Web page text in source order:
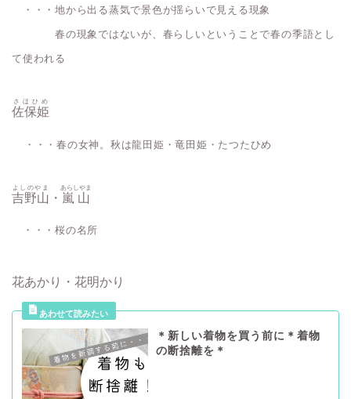
・・・地から出る蒸気で景色が揺らいで見える現象
春の現象ではないが、春らしいということで春の季語とし
て使われる
佐保姫
さほひめ
・・・春の女神。秋は龍田姫・竜田姫・たつたひめ
吉野山
よしのやま
・ 嵐山
あらしやま
・・・桜の名所
花あかり・花明かり
＊新しい着物を買う前に＊着物
の断捨離を＊